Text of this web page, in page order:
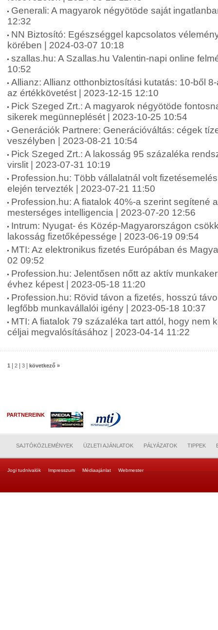
Generali: A magyarok négyötöde saját
12:32
NN Biztosító: Egészséggel kapcsolatos
körében | 2024-03-07 10:18
szallas.hu: A Szallas.hu Valentin-napi online
10:52
Allianz: Allianz otthonbiztosítási kutatás: 10-ből
az értékkövetést | 2023-12-15 12:10
Pick Szeged Zrt.: A magyarok négyötöde
sikerek megünneplését | 2023-10-25 10:54
Generációk Partnere: Generációváltás: cégek
veszélyben | 2023-08-21 10:54
Pick Szeged Zrt.: A lakosság 95 százaléka
virslit | 2023-07-31 10:19
Profession.hu: Több vállalatnál volt
elején tervezték | 2023-07-21 11:50
Profession.hu: A fiatalok 40%-a szerint segítené
mesterséges intelligencia | 2023-07-20 12:56
Intrum: Nyugat- és Közép-Magyarországon
lakosság fizetőképessége | 2023-06-19 09:54
MTI: Az elektronikus fizetés Európában és
02 09:52
Profession.hu: Jelentősen nőtt az aktív
évhez képest | 2023-05-18 11:20
Profession.hu: Rövid távon a fizetés, hosszú
legfőbb munkavállalói igény | 2023-05-18 10:37
MTI: A fiatalok 79 százaléka tart attól, hogy nem
céljai megvalósításához | 2023-04-14 11:22
1 2 3 következő »
PARTNEREINK
SAJTÓKÖZLEMÉNYEK ÜZLETI AJÁNLATOK PÁLYÁZATOK TIPPEK
Jogi tudnivalók Impresszum Médiaajánlat Webmester